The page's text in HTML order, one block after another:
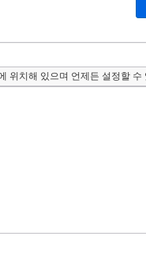
위치해 있으며 언제든 설정할 수